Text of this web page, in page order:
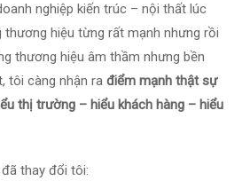
nghiệp kiến trúc – nội thất lúc
thương hiệu từng rất mạnh nhưng rồi
thương hiệu âm thầm nhưng bền
tôi càng nhận ra điểm mạnh thật sự
thị trường – hiểu khách hàng – hiểu
thay đổi tôi: